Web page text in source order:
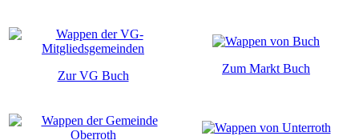
Zur VG Buch
Zum Markt Buch